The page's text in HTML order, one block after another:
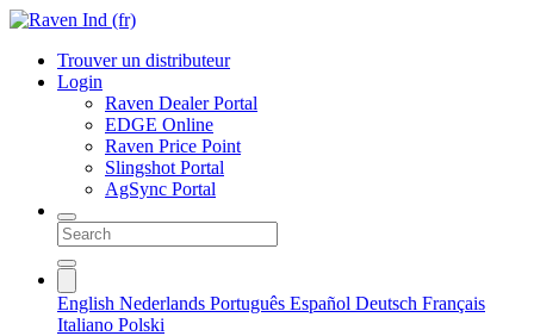
Trouver un distributeur
Login
Raven Dealer Portal
EDGE Online
Raven Price Point
Slingshot Portal
AgSync Portal
English Nederlands Português Español Deutsch Français
Italiano Polski